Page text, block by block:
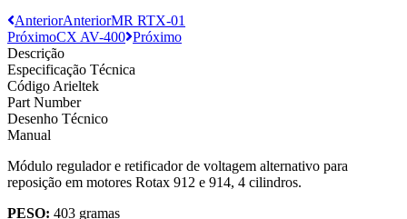
AnteriorAnteriorMR RTX-01
PróximoCX AV-400 Próximo
Descrição
Especificação Técnica
Código Arieltek
Part Number
Desenho Técnico
Manual
Módulo regulador e retificador de voltagem alternativo para
reposição em motores Rotax 912 e 914, 4 cilindros.
PESO: 403 gramas